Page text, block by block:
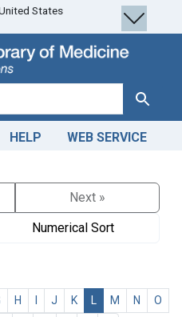
States
Search
HELP WEB SERVICE
Next »
Numerical Sort
H J K M N
O